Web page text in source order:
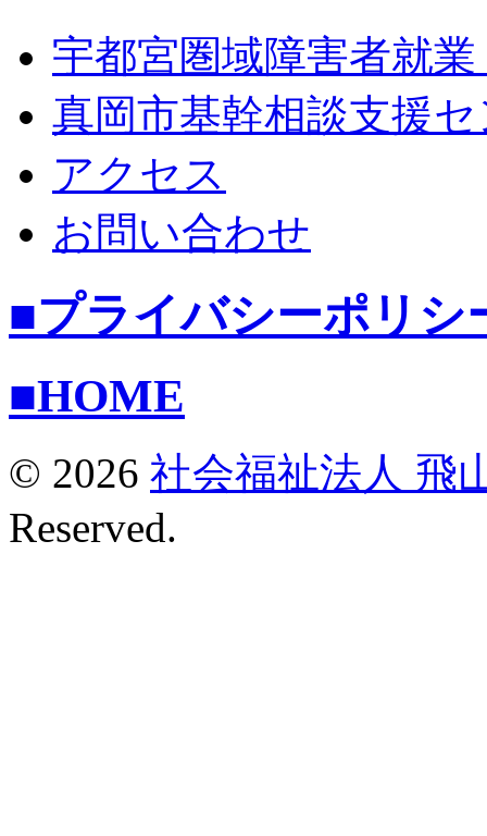
宇都宮圏域障害者就
真岡市基幹相談支援
アクセス
お問い合わせ
■プライバシーポリシ
■HOME
© 2026 社会福祉法人 飛
Reserved.